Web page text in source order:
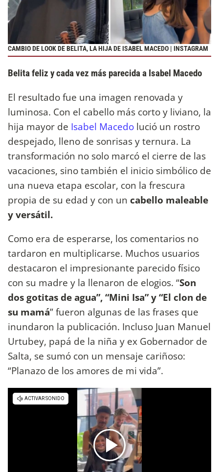
CAMBIO DE LOOK DE BELITA, LA HIJA DE ISABEL MACEDO | INSTAGRAM
Belita feliz y cada vez más parecida a Isabel Macedo
El resultado fue una imagen renovada y
luminosa. Con el cabello más corto y liviano, la
hija mayor de Isabel Macedo lució un rostro
despejado, lleno de sonrisas y ternura. La
transformación no solo marcó el cierre de las
vacaciones, sino también el inicio simbólico de
una nueva etapa escolar, con la frescura
propia de su edad y con un cabello maleable
y versátil.
Como era de esperarse, los comentarios no
tardaron en multiplicarse. Muchos usuarios
destacaron el impresionante parecido físico
con su madre y la llenaron de elogios. “Son
dos gotitas de agua”, “Mini Isa” y “El clon de
su mamá” fueron algunas de las frases que
inundaron la publicación. Incluso Juan Manuel
Urtubey, papá de la niña y ex Gobernador de
Salta, se sumó con un mensaje cariñoso:
“Planazo de los amores de mi vida”.